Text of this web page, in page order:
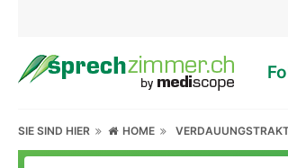
SIE SIND HIER HOME